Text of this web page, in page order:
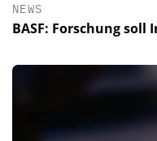
NEWS
BASF: Forschung